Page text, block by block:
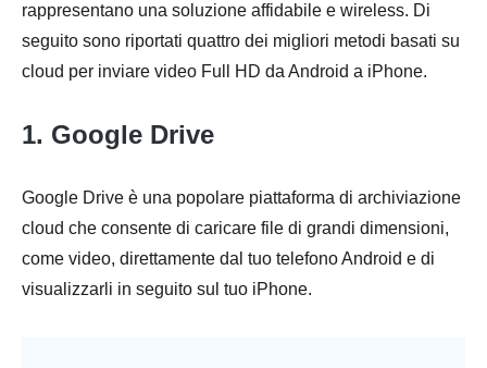
rappresentano una soluzione affidabile e wireless. Di
seguito sono riportati quattro dei migliori metodi basati su
cloud per inviare video Full HD da Android a iPhone.
1. Google Drive
Google Drive è una popolare piattaforma di archiviazione
cloud che consente di caricare file di grandi dimensioni,
come video, direttamente dal tuo telefono Android e di
visualizzarli in seguito sul tuo iPhone.